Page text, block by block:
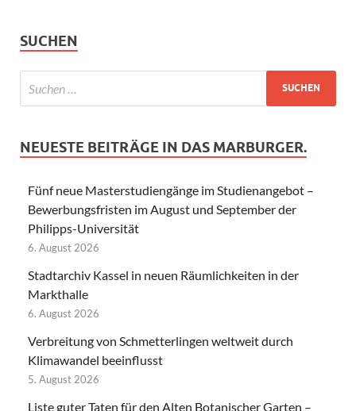
SUCHEN
NEUESTE BEITRÄGE IN DAS MARBURGER.
Fünf neue Masterstudiengänge im Studienangebot –
Bewerbungsfristen im August und September der
Philipps-Universität
6. August 2026
Stadtarchiv Kassel in neuen Räumlichkeiten in der
Markthalle
6. August 2026
Verbreitung von Schmetterlingen weltweit durch
Klimawandel beeinflusst
5. August 2026
Liste guter Taten für den Alten Botanischer Garten –